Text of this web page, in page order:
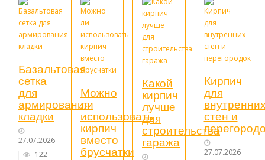
Базальтовая
сетка
для
армирования
кладки
27.07.2026
122
Можно
ли
использовать
кирпич
вместо
брусчатки
Какой
кирпич
лучше
для
строительства
гаража
Кирпич
для
стен и
27.07.2026